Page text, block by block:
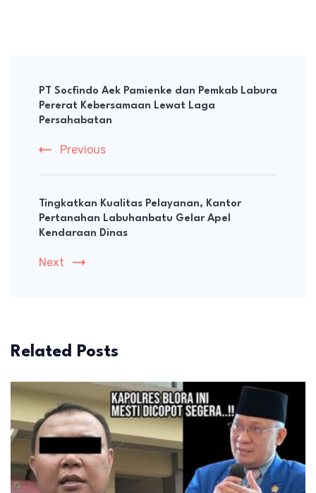
Navigation
PT Socfindo Aek Pamienke dan Pemkab Labura
Pererat Kebersamaan Lewat Laga
Persahabatan
Previous
Tingkatkan Kualitas Pelayanan, Kantor
Pertanahan Labuhanbatu Gelar Apel
Kendaraan Dinas
Next
Related Posts